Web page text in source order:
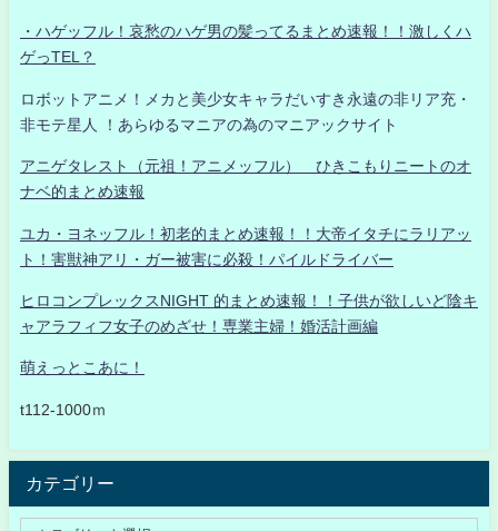
・ハゲッフル！哀愁のハゲ男の髪ってるまとめ速報！！激しくハ
ゲっTEL？
ロボットアニメ！メカと美少女キャラだいすき永遠の非リア充・
非モテ星人 ！あらゆるマニアの為のマニアックサイト
アニゲタレスト（元祖！アニメッフル） ひきこもりニートのオ
ナベ的まとめ速報
ユカ・ヨネッフル！初老的まとめ速報！！大帝イタチにラリアッ
ト！害獣神アリ・ガー被害に必殺！パイルドライバー
ヒロコンプレックスNIGHT 的まとめ速報！！子供が欲しいど陰キ
ャアラフィフ女子のめざせ！専業主婦！婚活計画編
萌えっとこあに！
t112-1000ｍ
カテゴリー